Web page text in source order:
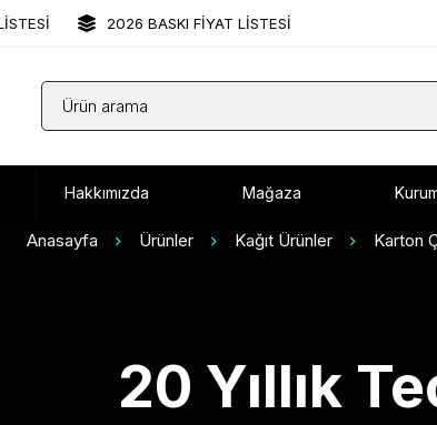
2026 BASKI FİYAT LİSTESİ
Hakkımızda Mağaza
Anasayfa Ürünler Kağıt Ürünler Karton
20 Yıllık